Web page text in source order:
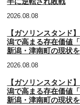
2026.08.08
【ガソリンスタンド
潟で高まる存在価値
新潟・津南町の現状
2026.08.08
【ガソリンスタンド
潟で高まる存在価値
新潟・津南町の現状